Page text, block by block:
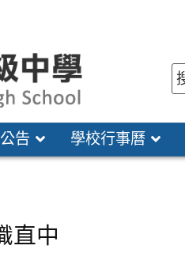
告 學校行事曆
直中